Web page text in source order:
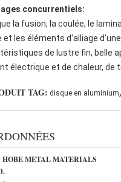
concurrentiels:
la fusion, la coulée, le
et les éléments d'alliage
de lustre fin, belle
électrique et de chaleur, de
TAG: disque en aluminium,
HOBE METAL MATERIALS